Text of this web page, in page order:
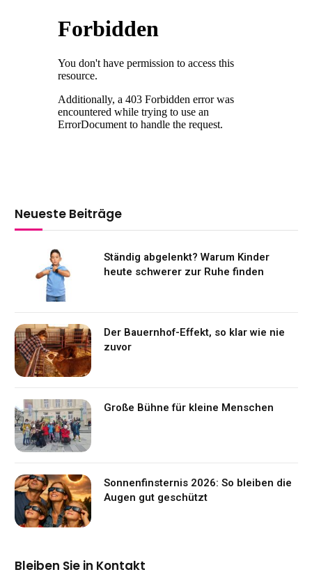
Neueste Beiträge
Ständig abgelenkt? Warum Kinder
heute schwerer zur Ruhe finden
Der Bauernhof-Effekt, so klar wie nie
zuvor
Große Bühne für kleine Menschen
Sonnenfinsternis 2026: So bleiben die
Augen gut geschützt
Bleiben Sie in Kontakt